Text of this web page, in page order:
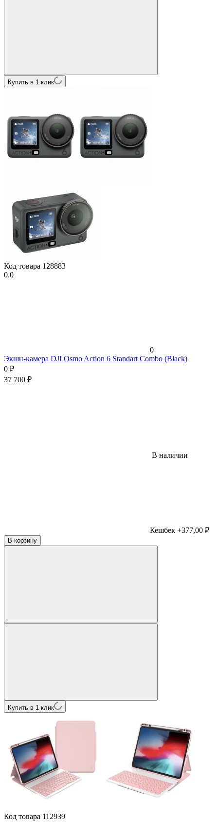
Купить в 1 клик
Код товара 128883
0.0
0
Экшн-камера DJI Osmo Action 6 Standart Combo (Black)
0 ₽
37 700 ₽
В наличии
Кешбек +377,00 ₽
В корзину
Купить в 1 клик
Код товара 112939